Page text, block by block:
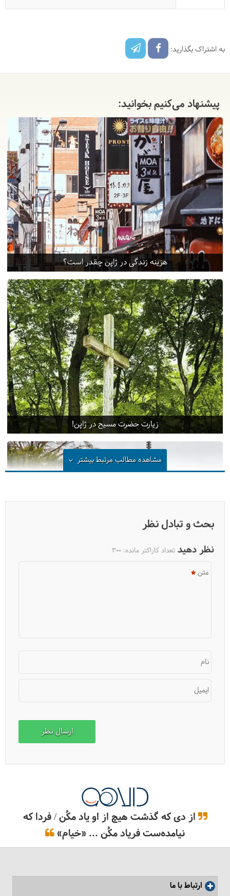
به اشتراک بگذارید:
پیشنهاد می‌کنیم بخوانید:
هزینه زندگی در ژاپن چقدر است؟
زیارت حضرت مسیح در ژاپن!
مشاهده مطالب مرتبطبیشتر
بحث و تبادل نظر
نظر دهید تعداد کاراکتر مانده: 300
متن
نام
ایمیل
از دی که گذشت هیچ از او یاد مکُن / فردا که
نیامده‌ست فریاد مکُن ... «خیام»
ارتباط با ما